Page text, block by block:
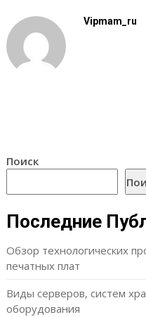
Vipmam_ru
Поиск
Последние
Обзор технологических
печатных плат
Виды серверов, систем
оборудования